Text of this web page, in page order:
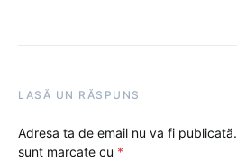
LASĂ UN RĂSPUNS
Adresa ta de email nu va fi publicată.
sunt marcate cu *